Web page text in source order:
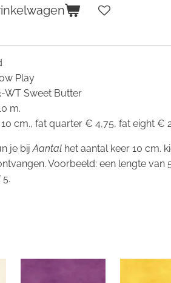
Play
WT Sweet Butter
m.
cm., fat quarter € 4,75, fat eight €
je bijAantal het aantal keer 10 cm.
Voorbeeld: een lengte van
5.